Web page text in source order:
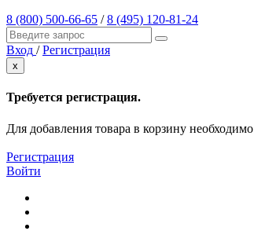
8 (800) 500-66-65 /8 (495) 120-81-24
Вход / Регистрация
x
Требуется регистрация.
Для добавления товара в корзину необходимо
Регистрация
Войти